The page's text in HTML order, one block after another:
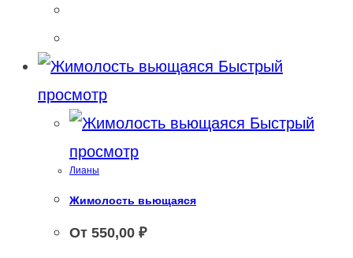
Быстрый
просмотр
Быстрый
просмотр
Лианы
Жимолость вьющаяся
От 550,00 ₽